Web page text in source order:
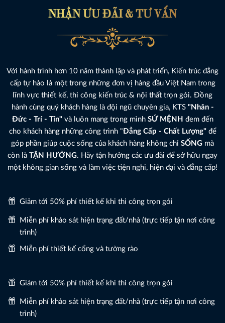
NHẬN ƯU ĐÃI & TƯ VẤN
Với hành trình hơn 10 năm thành lập và phát triển, Kiến trúc đẳng
cấp tự hào là một trong những đơn vị hàng đầu Việt Nam trong
lĩnh vực thiết kế, thi công kiến trúc & nội thất trọn gói. Đồng
hành cùng quý khách hàng là đội ngũ chuyên gia, KTS "Nhân -
Đức - Trí - Tín"và luôn mang trong mình SỨ MỆNH đem đến
cho khách hàng những công trình "Đẳng Cấp - Chất Lượng"để
góp phần giúp cuộc sống của khách hàng không chỉ SỐNG mà
còn là TẬN HƯỞNG. Hãy tận hưởng các ưu đãi để sở hữu ngay
một không gian sống và làm việc tiện nghi, hiện đại và đẳng cấp!
Giảm tới 50% phí thiết kế khi thi công trọn gói
Miễn phí khảo sát hiện trạng đất/nhà (trực tiếp tận nơi công
trình)
Miễn phí thiết kế cổng và tường rào
Giảm tới 50% phí thiết kế khi thi công trọn gói
Miễn phí khảo sát hiện trạng đất/nhà (trực tiếp tận nơi công
trình)